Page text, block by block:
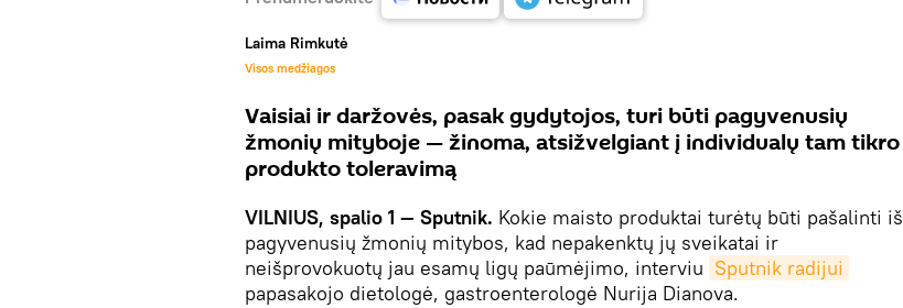
Laima Rimkutė
Visos medžiagos
Vaisiai ir daržovės, pasak gydytojos, turi būti pagyvenusių
žmonių mityboje — žinoma, atsižvelgiant į individualų tam tikro
produkto toleravimą
VILNIUS, spalio 1 — Sputnik. Kokie maisto produktai turėtų būti pašalinti iš
pagyvenusių žmonių mitybos, kad nepakenktų jų sveikatai ir
neišprovokuotų jau esamų ligų paūmėjimo, interviu Sputnik radijui
papasakojo dietologė, gastroenterologė Nurija Dianova.